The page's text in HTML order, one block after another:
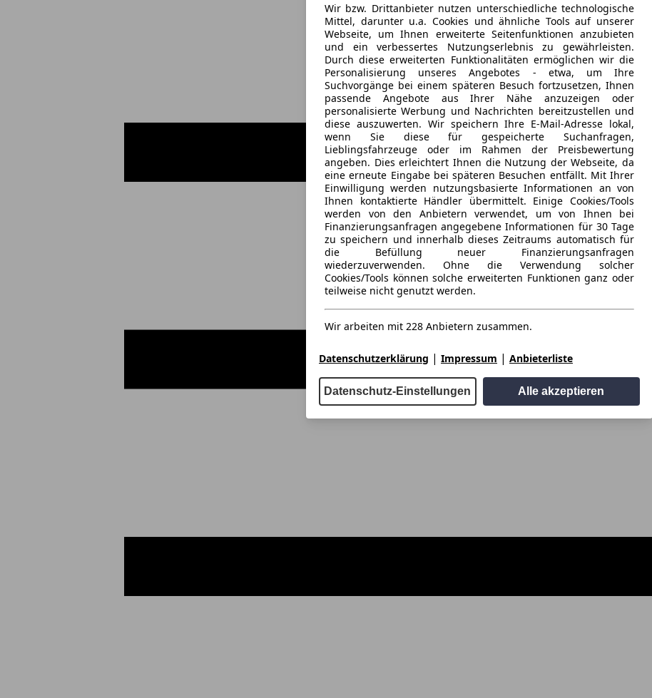
Wir bzw. Drittanbieter nutzen unterschiedliche technologische
Mittel, darunter u.a. Cookies und ähnliche Tools auf unserer
Webseite, um Ihnen erweiterte Seitenfunktionen anzubieten
und ein verbessertes Nutzungserlebnis zu gewährleisten.
Durch diese erweiterten Funktionalitäten ermöglichen wir die
Personalisierung unseres Angebotes - etwa, um Ihre
Suchvorgänge bei einem späteren Besuch fortzusetzen, Ihnen
passende Angebote aus Ihrer Nähe anzuzeigen oder
personalisierte Werbung und Nachrichten bereitzustellen und
diese auszuwerten. Wir speichern Ihre E-Mail-Adresse lokal,
wenn Sie diese für gespeicherte Suchanfragen,
Lieblingsfahrzeuge oder im Rahmen der Preisbewertung
angeben. Dies erleichtert Ihnen die Nutzung der Webseite, da
eine erneute Eingabe bei späteren Besuchen entfällt. Mit Ihrer
Einwilligung werden nutzungsbasierte Informationen an von
Ihnen kontaktierte Händler übermittelt. Einige Cookies/Tools
werden von den Anbietern verwendet, um von Ihnen bei
Finanzierungsanfragen angegebene Informationen für 30 Tage
zu speichern und innerhalb dieses Zeitraums automatisch für
die Befüllung neuer Finanzierungsanfragen
wiederzuverwenden. Ohne die Verwendung solcher
Cookies/Tools können solche erweiterten Funktionen ganz oder
teilweise nicht genutzt werden.
Wir arbeiten mit 228 Anbietern zusammen.
Datenschutzerklärung | Impressum | Anbieterliste
Datenschutz-Einstellungen Alle akzeptieren